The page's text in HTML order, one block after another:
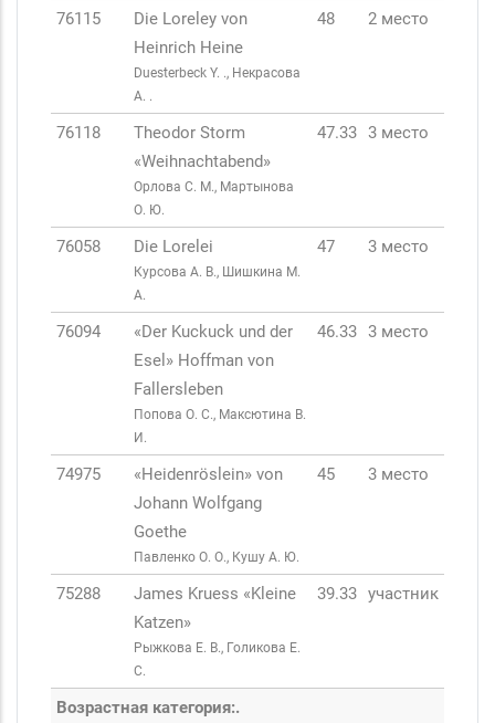
76115
Die Loreley von
Heinrich Heine
Duesterbeck Y. ., Некрасова
А. .
48 2 место
76118
Theodor Storm
«Weihnachtabend»
Орлова С. М., Мартынова
О. Ю.
47.33 3 место
76058 Die Lorelei
Курсова А. В., Шишкина М.
А.
47 3 место
76094
«Der Kuckuck und der
Esel» Hoffman von
Fallersleben
Попова О. С., Максютина В.
И.
46.33 3 место
74975
«Heidenröslein» von
Johann Wolfgang
Goethe
Павленко О. О., Кушу А. Ю.
45 3 место
75288
James Kruess «Kleine
Katzen»
Рыжкова Е. В., Голикова Е.
С.
39.33 участник
Возрастная категория:.